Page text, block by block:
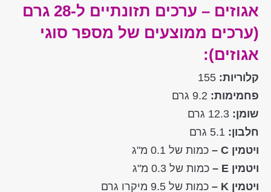
אגוזים – ערכים תזונתיים ל-28 גרם
(ערכים ממוצעים של מספר סוגי
אגוזים):
קלוריות:
פחמימות:
שומן:
חלבון:
ויטמין C –
כמות של 0.1 מ"ג
ויטמין E –
כמות של 0.3 מ"ג
ויטמין K –
כמות של 9.5 מיקרו גרם